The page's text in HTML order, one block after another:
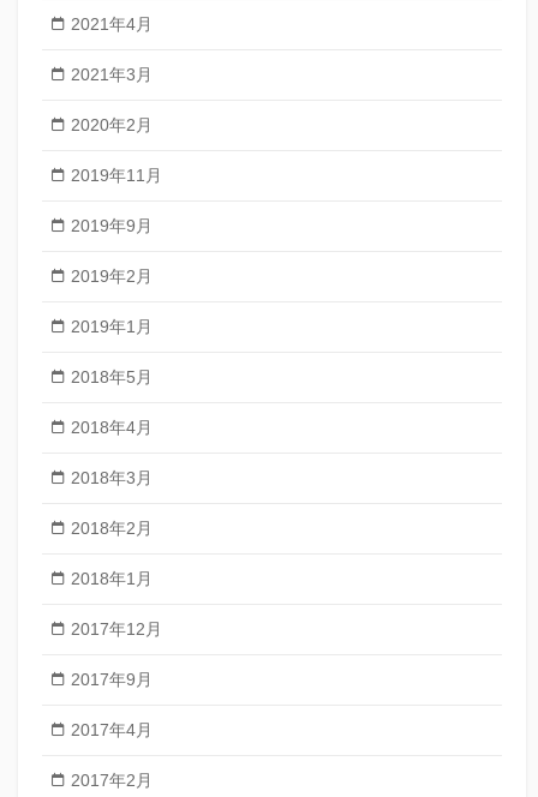
2021年4月
2021年3月
2020年2月
2019年11月
2019年9月
2019年2月
2019年1月
2018年5月
2018年4月
2018年3月
2018年2月
2018年1月
2017年12月
2017年9月
2017年4月
2017年2月